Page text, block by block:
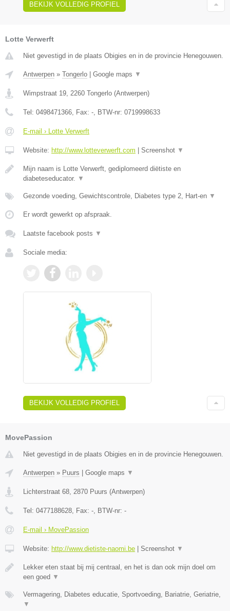
BEKIJK VOLLEDIG PROFIEL
Lotte Verwerft
Niet gevestigd in de plaats Obigies en in de provincie Henegouwen.
Antwerpen » Tongerlo Google maps ▼
Wimpstraat 19, 2260 Tongerlo (Antwerpen)
Tel: 0498471366, Fax: -, BTW-nr: 0719998633
E-mail › Lotte Verwerft
Website: http://www.lotteverwerft.com Screenshot ▼
Mijn naam is Lotte Verwerft, gediplomeerd diëtiste en
diabeteseducator. ▼
Gezonde voeding, Gewichtscontrole, Diabetes type 2, Hart-en ▼
Er wordt gewerkt op afspraak.
Laatste facebook posts ▼
Sociale media:
BEKIJK VOLLEDIG PROFIEL
MovePassion
Niet gevestigd in de plaats Obigies en in de provincie Henegouwen.
Antwerpen » Puurs Google maps ▼
Lichterstraat 68 2870 Puurs (Antwerpen)
Tel: 0477188628 , Fax: - , BTW-nr: -
E-mail › MovePassion
Website: http://www.dietiste-naomi.be Screenshot ▼
Lekker eten staat bij mij centraal, en het is dan ook mijn doel om
een goed ▼
Vermagering, Diabetes educatie, Sportvoeding, Bariatrie, Geriatrie,
▼